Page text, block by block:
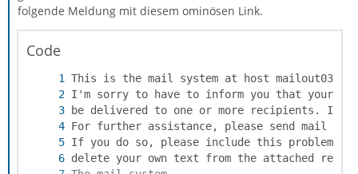
folgende Meldung mit diesem ominösen Link.
Code